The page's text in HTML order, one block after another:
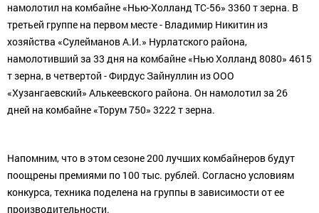
намолотил на комбайне «Нью-Холланд ТС-56» 3360 т зерна. В
третьей группе на первом месте - Владимир Никитин из
хозяйства «Сулейманов А.И.» Нурлатского района,
намолотивший за 33 дня на комбайне «Нью Холланд 8080» 4615
т зерна, в четвертой - Фирдус Зайнуллин из ООО
«Хузангаевский» Алькеевского района. Он намолотил за 26
дней на комбайне «Торум 750» 3222 т зерна.
Напомним, что в этом сезоне 200 лучших комбайнеров будут
поощрены премиями по 100 тыс. рублей. Согласно условиям
конкурса, техника поделена на группы в зависимости от ее
производительности.